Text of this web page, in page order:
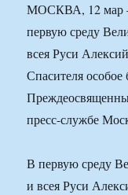
МОСКВА, 12 мар
первую среду
всея Руси
Спасителя
пресс-службе
В первую среду
и всея Руси